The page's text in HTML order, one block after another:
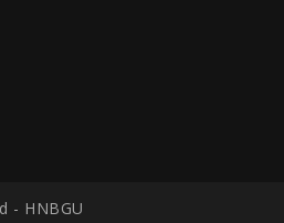
- HNBGU